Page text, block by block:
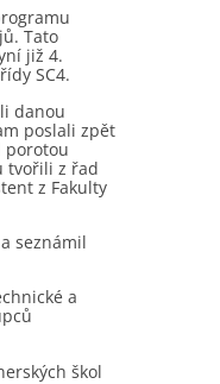
Tato
již 4.
SC4.
danou
poslali zpět
porotou
tvořili z řad
z Fakulty
seznámil
a
škol